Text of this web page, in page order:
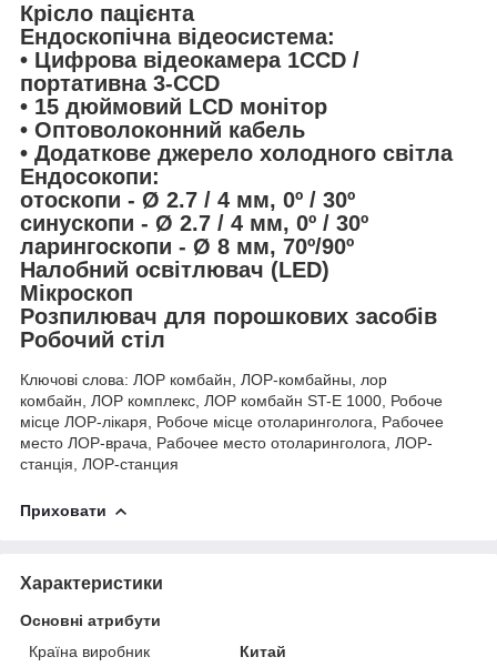
Крісло пацієнта
Ендоскопічна відеосистема:
• Цифрова відеокамера 1CCD /
портативна 3-CCD
• 15 дюймовий LCD монітор
• Оптоволоконний кабель
• Додаткове джерело холодного світла
Ендосокопи:
отоскопи - Ø 2.7 / 4 мм, 0º / 30º
синускопи - Ø 2.7 / 4 мм, 0º / 30º
ларингоскопи - Ø 8 мм, 70º/90º
Налобний освітлювач (LED)
Мікроскоп
Розпилювач для порошкових засобів
Робочий стіл
Ключові слова: ЛОР комбайн, ЛОР-комбайны, лор
комбайн, ЛОР комплекс, ЛОР комбайн ST-E 1000, Робоче
місце ЛОР-лікаря, Робоче місце отоларинголога, Рабочее
место ЛОР-врача, Рабочее место отоларинголога, ЛОР-
станція, ЛОР-станция
Приховати
Характеристики
Основні атрибути
Країна виробник
Китай